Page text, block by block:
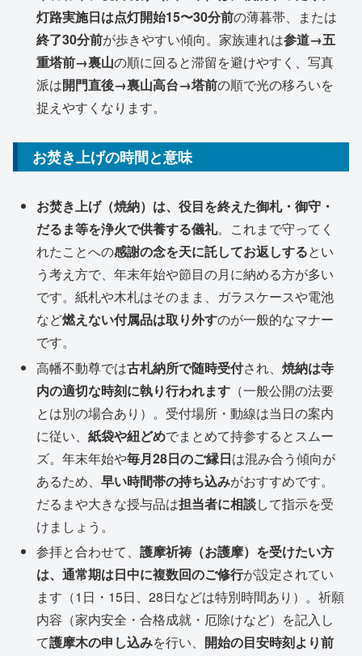
灯路実施日は点灯開始15〜30分前の薄暮帯、または
終了30分前が歩きやすい傾向。家族連れは参道→五
重塔前→裏山の順に回ると滞留を避けやすく、写真
派は開門直後→裏山高台→塔前の順で光の移ろいを
捉えやすくなります。
お焚き上げの時間と意味
お焚き上げ（焼納）は、役目を終えた御札・御守・
だるま等を浄火で供養する儀礼。これまで守ってく
れたことへの感謝の念を天に託してお返しするとい
う考え方で、年末年始や節目の月に納める方が多い
です。紙札や木札はそのまま、ガラスケースや電池
など燃えない付属品は取り外すのが一般的なマナー
です。
高幡不動尊では古札納所で随時受付され、焼納は寺
内の適切な時刻に執り行われます （一般公開の法要
とは別の場合あり）。受付場所・動線は当日の案内
に従い、紙袋や紐どめでまとめて持参するとスムー
ズ。年末年始や毎月28日のご縁日は混み合う傾向が
あるため、早い時間帯の持ち込みがおすすめです。
だるまや大きな授与品は担当者に相談して指示を受
けましょう。
参拝と合わせて、護摩祈祷（お護摩）を受けたい方
は、通常期は日中に複数回のご修行が設定されてい
ます（1日・15日、28日などは特別時間あり）。祈願
内容（家内安全・合格成就・厄除けなど）を記入し
て護摩木の申し込みを行い、 開始の目安時刻より前